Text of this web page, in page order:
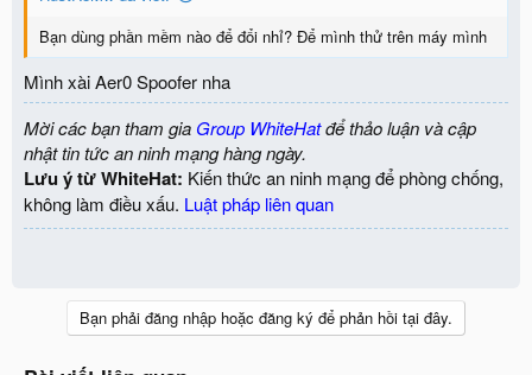
Bạn dùng phần mềm nào để đổi nhỉ? Để mình thử trên máy mình
Mình xài Aer0 Spoofer nha
Mời các bạn tham gia Group WhiteHatđể thảo luận và cập
nhật tin tức an ninh mạng hàng ngày.
Lưu ý từ WhiteHat: Kiến thức an ninh mạng để phòng chống,
không làm điều xấu. Luật pháp liên quan
Bạn phải đăng nhập hoặc đăng ký để phản hồi tại đây.